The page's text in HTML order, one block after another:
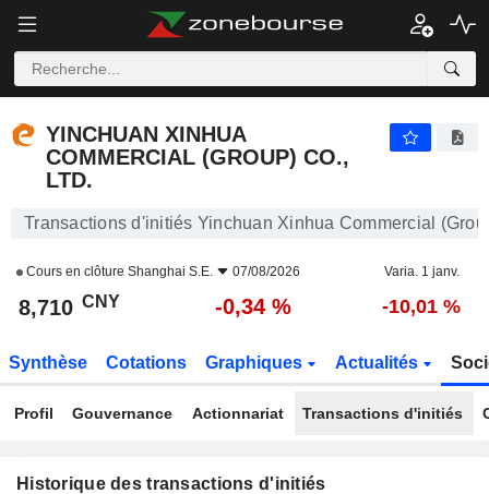
YINCHUAN XINHUA
COMMERCIAL (GROUP) CO.,
LTD.
Transactions d'initiés Yinchuan Xinhua Commercial
Cours en clôture Shanghai S.E. 07/08/2026 Varia. 1 janv.
8,710 CNY -0,34 % -10,01 %
Synthèse Cotations Graphiques Actualités
Profil Gouvernance Actionnariat Transactions d'initiés
Historique des transactions d'initiés